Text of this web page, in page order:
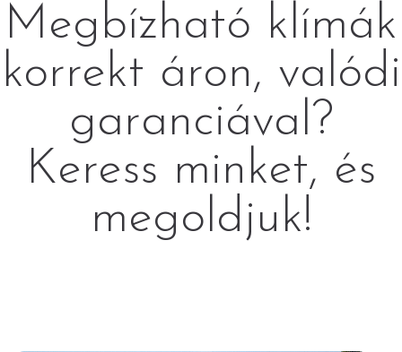
Megbízható klímák
korrekt áron, valódi
garanciával?
Keress minket, és
megoldjuk!